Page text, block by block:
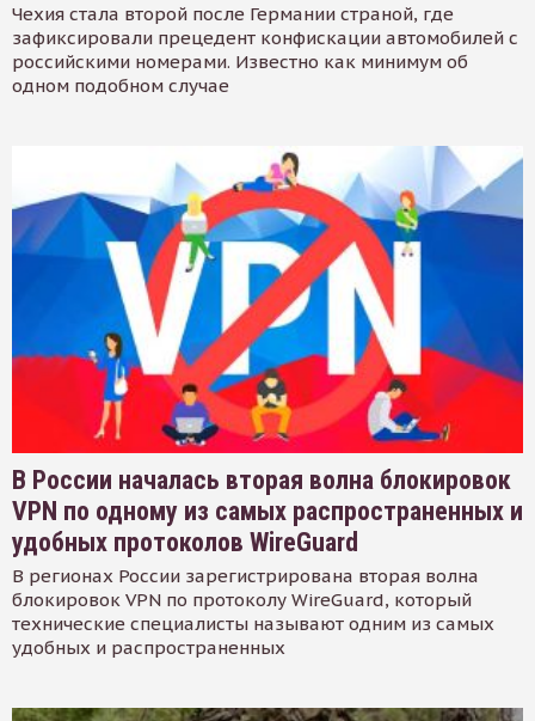
Чехия стала второй после Германии страной, где
зафиксировали прецедент конфискации автомобилей с
российскими номерами. Известно как минимум об
одном подобном случае
В России началась вторая волна блокировок
VPN по одному из самых распространенных и
удобных протоколов WireGuard
В регионах России зарегистрирована вторая волна
блокировок VPN по протоколу WireGuard, который
технические специалисты называют одним из самых
удобных и распространенных